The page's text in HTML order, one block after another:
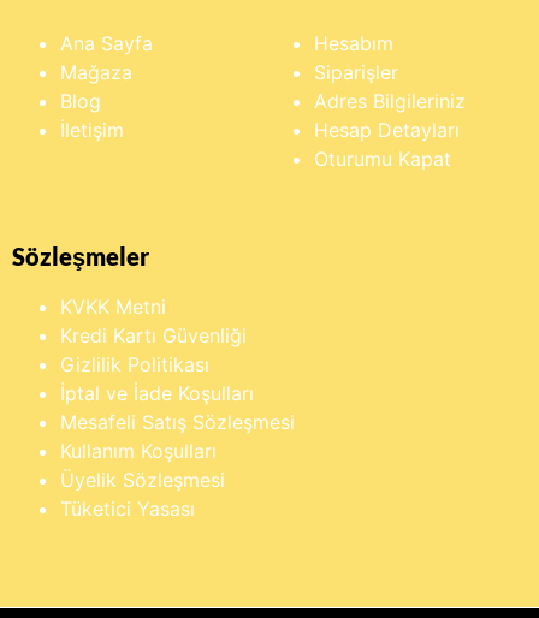
Ana Sayfa
Mağaza
Blog
İletişim
Hesabım
Siparişler
Adres Bilgileriniz
Hesap Detayları
Oturumu Kapat
Sözleşmeler
KVKK Metni
Kredi Kartı Güvenliği
Gizlilik Politikası
İptal ve İade Koşulları
Mesafeli Satış Sözleşmesi
Kullanım Koşulları
Üyelik Sözleşmesi
Tüketici Yasası